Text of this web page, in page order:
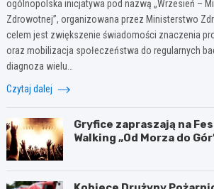
ogólnopolska inicjatywa pod nazwą „Wrzesień –
Zdrowotnej”, organizowana przez Ministerstwo
celem jest zwiększenie świadomości znaczenia
oraz mobilizacja społeczeństwa do regularnych
diagnoza wielu…
Czytaj dalej
Gryfice zapraszają na
Walking „Od Morza do